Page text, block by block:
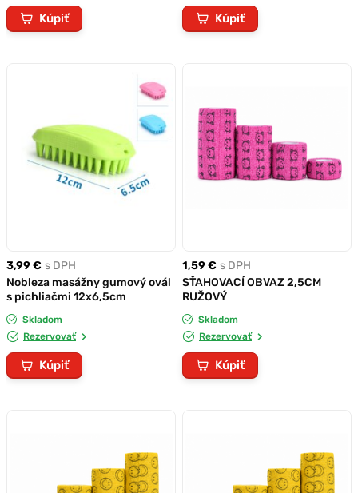
Kúpiť Kúpiť
3,99 € s DPH
Nobleza masážny gumový ovál
s pichliačmi 12x6,5cm
Skladom
Rezervovať
Kúpiť
1,59 € s DPH
SŤAHOVACÍ OBVAZ 2,5CM
RUŽOVÝ
Skladom
Rezervovať
Kúpiť